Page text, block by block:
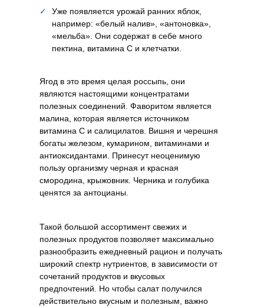
✓
Уже появляется урожай ранних яблок,
например: «белый налив», «антоновка»,
«мельба». Они содержат в себе много
пектина, витамина С и клетчатки.
Ягод в это время целая россыпь, они
являются настоящими концентратами
полезных соединений. Фаворитом является
малина, которая является источником
витамина С и салицилатов. Вишня и черешня
богаты железом, кумарином, витаминами и
антиоксидантами. Принесут неоценимую
пользу организму черная и красная
смородина, крыжовник. Черника и голубика
ценятся за антоцианы.
Такой большой ассортимент свежих и
полезных продуктов позволяет максимально
разнообразить ежедневный рацион и получать
широкий спектр нутриентов, в зависимости от
сочетаний продуктов и вкусовых
предпочтений. Но чтобы салат получился
действительно вкусным и полезным, важно